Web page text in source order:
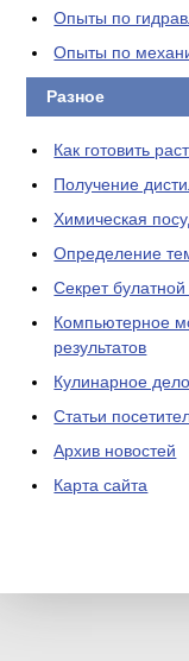
Опыты по
Опыты по
Разное
Как готовить
Получение
Химическая
Определение
Секрет булатной
Компьютерное
результатов
Кулинарное
Статьи
Архив новостей
Карта сайта